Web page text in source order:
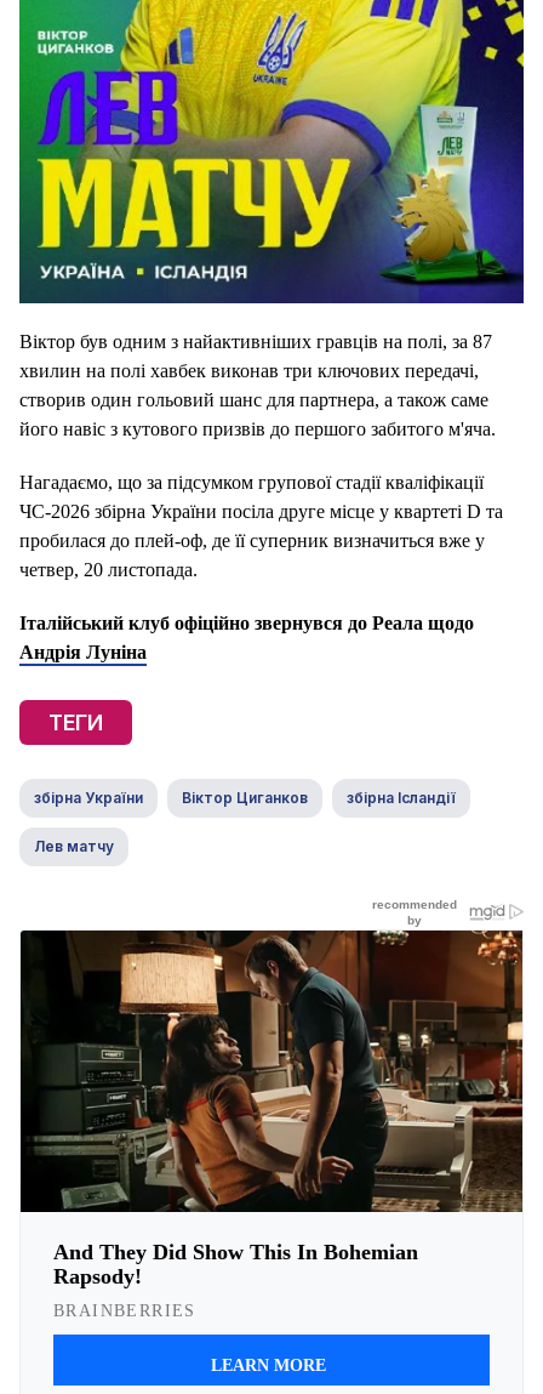
Віктор був одним з найактивніших гравців на полі, за 87
хвилин на полі хавбек виконав три ключових передачі,
створив один гольовий шанс для партнера, а також саме
його навіс з кутового призвів до першого забитого м'яча.
Нагадаємо, що за підсумком групової стадії кваліфікації
ЧС-2026 збірна України посіла друге місце у квартеті D та
пробилася до плей-оф, де її суперник визначиться вже у
четвер, 20 листопада.
Італійський клуб офіційно звернувся до Реала щодо
Андрія Луніна
ТЕГИ
збірна України Віктор Циганков збірна Ісландії
Лев матчу